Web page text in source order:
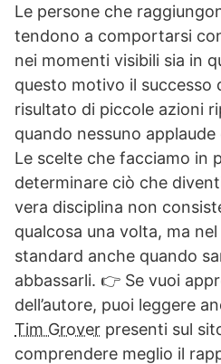
Le persone che
tendono a comportarsi
nei momenti visibili sia in
questo motivo il successo
risultato di piccole azioni
quando nessuno
Le scelte che facciamo in
determinare ciò che
vera disciplina non
qualcosa una volta, ma
standard anche quando
abbassarli. 👉 Se vuoi
dell’autore, puoi leggere
Tim Grover presenti sul
comprendere meglio il